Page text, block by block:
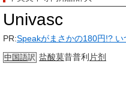
Univasc
PR:Speakがまさかの180円!?
中国語訳 盐酸莫昔普利 片剂